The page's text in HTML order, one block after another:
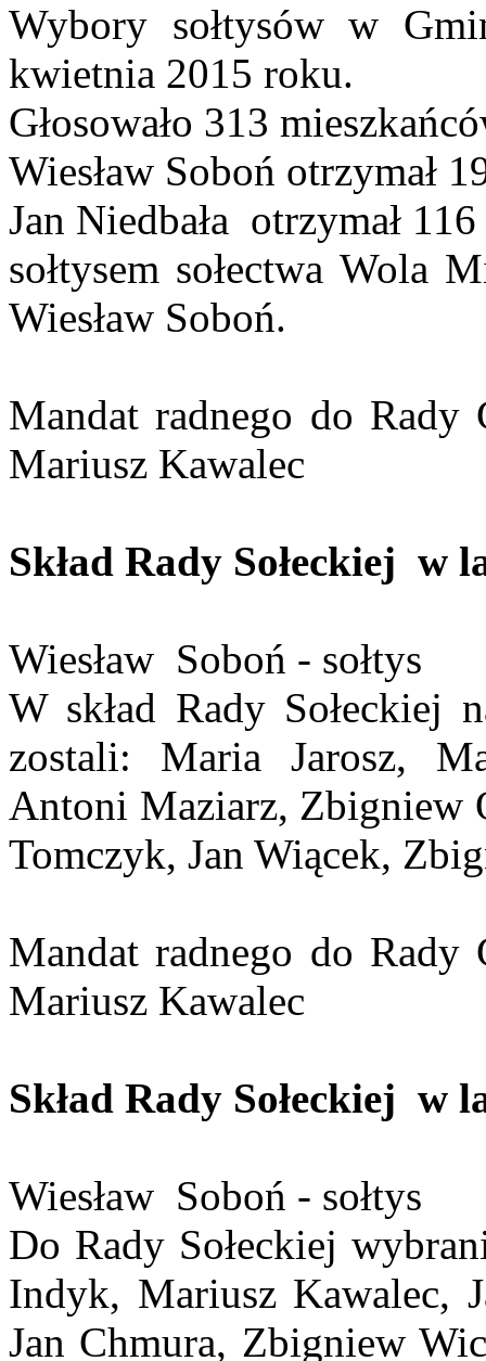
Wybory sołtysów w
kwietnia 2015 roku.
Głosowało 313
Wiesław Soboń otrzymał
Jan Niedbała otrzymał 116
sołtysem sołectwa Wola
Wiesław Soboń.
Mandat radnego do Rady
Mariusz Kawalec
Skład Rady Sołeckiej w
Wiesław Soboń - sołtys
W skład Rady Sołeckiej
zostali: Maria Jarosz,
Antoni Maziarz, Zbigniew
Tomczyk, Jan Wiącek,
Mandat radnego do Rady
Mariusz Kawalec
Skład Rady Sołeckiej w
Wiesław Soboń - sołtys
Do Rady Sołeckiej
Indyk, Mariusz Kawalec,
Jan Chmura, Zbigniew